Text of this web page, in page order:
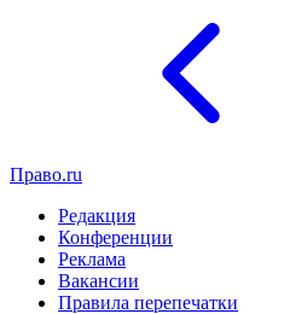
Право.ru
Редакция
Конференции
Реклама
Вакансии
Правила перепечатки